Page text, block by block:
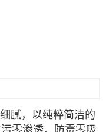
腻，以纯粹简洁的
零渗透，防霉零吸